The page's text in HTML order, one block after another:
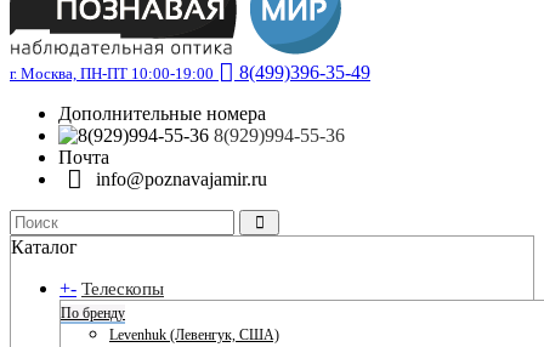
г. Москва, ПН-ПТ 10:00-19:00
8(499)396-35-49
Дополнительные номера
8(929)994-55-36
Почта
info@poznavajamir.ru
Каталог
+- Телескопы
По бренду
Levenhuk (Левенгук, США)